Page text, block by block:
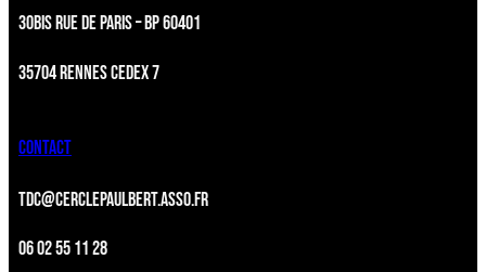
30BIS RUE DE PARIS – BP 60401
35704 RENNES CEDEX 7
CONTACT
TDC@CERCLEPAULBERT.ASSO.FR
06 02 55 11 28